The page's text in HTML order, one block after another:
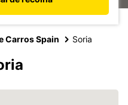
Carros Spain Soria